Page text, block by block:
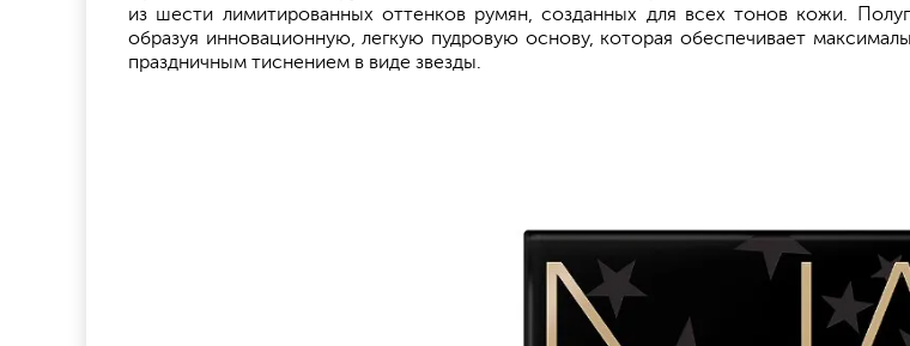
из шести лимитированных оттенков румян, созданных для всех тонов кожи.
образуя инновационную, легкую пудровую основу, которая обеспечивает
праздничным тиснением в виде звезды.